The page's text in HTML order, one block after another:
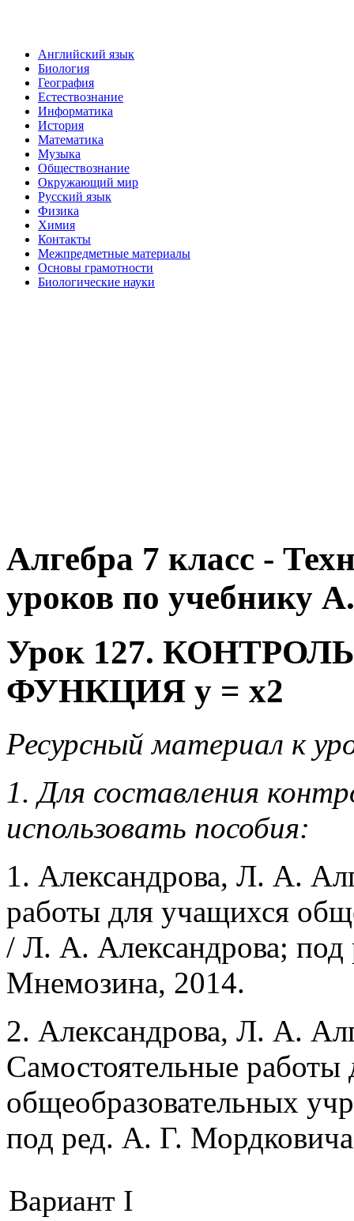
Английский язык
Биология
География
Естествознание
Информатика
История
Математика
Музыка
Обществознание
Окружающий мир
Русский язык
Физика
Химия
Контакты
Межпредметные материалы
Основы грамотности
Биологические науки
Алгебра 7 класс -
уроков по учебнику
Урок 127.
ФУНКЦИЯ у = х2
Ресурсный материал к
1. Для составления
использовать пособия:
1. Александрова, Л. А.
работы для учащихся
/ Л. А. Александрова;
Мнемозина, 2014.
2. Александрова, Л. А.
Самостоятельные работы
общеобразовательных
под ред. А. Г.
Вариант I